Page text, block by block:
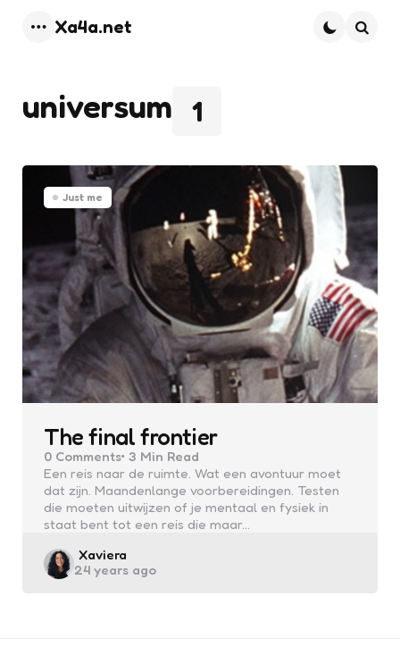
Xa4a.net
1
universum
Just me
The final frontier
0 Comments 3 Min Read
Een reis naar de ruimte. Wat een avontuur moet
dat zijn. Maandenlange voorbereidingen. Testen
die moeten uitwijzen of je mentaal en fysiek in
staat bent tot een reis die maar…
Posted
by
Xaviera
24 years ago